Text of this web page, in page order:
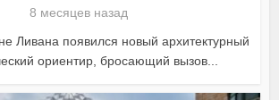
8 месяцев назад
Ливана появился новый архитектурный
ориентир, бросающий вызов...